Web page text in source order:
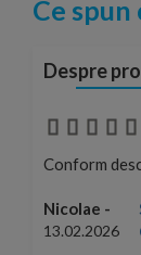
Ce
Despre
Conform
Nicolae -
13.02.2026